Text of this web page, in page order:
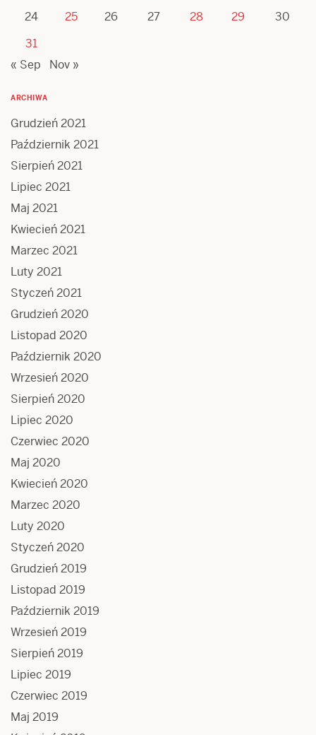
24
25 26 27 28 29
30
31
« Sep
Nov »
ARCHIWA
Grudzień 2021
Październik 2021
Sierpień 2021
Lipiec 2021
Maj 2021
Kwiecień 2021
Marzec 2021
Luty 2021
Styczeń 2021
Grudzień 2020
Listopad 2020
Październik 2020
Wrzesień 2020
Sierpień 2020
Lipiec 2020
Czerwiec 2020
Maj 2020
Kwiecień 2020
Marzec 2020
Luty 2020
Styczeń 2020
Grudzień 2019
Listopad 2019
Październik 2019
Wrzesień 2019
Sierpień 2019
Lipiec 2019
Czerwiec 2019
Maj 2019